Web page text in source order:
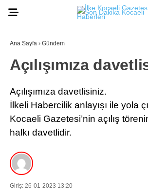
Ana Sayfa › Gündem
Açılışımıza
Açılışımıza davetlisiniz.
İlkeli Habercilik anlayışı ile yola
Kocaeli Gazetesi’nin açılış
halkı davetlidir.
Giriş: 26-01-2023 13:20